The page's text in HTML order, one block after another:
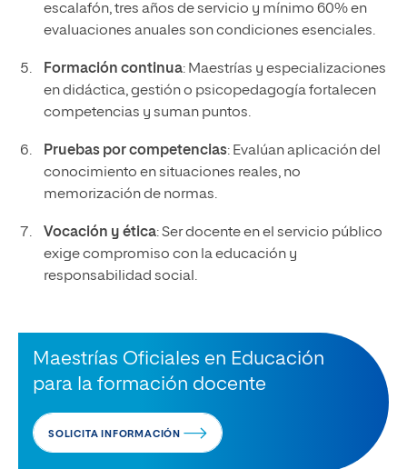
escalafón, tres años de servicio y mínimo 60% en
evaluaciones anuales son condiciones esenciales.
Formación continua: Maestrías y especializaciones
en didáctica, gestión o psicopedagogía fortalecen
competencias y suman puntos.
Pruebas por competencias: Evalúan aplicación del
conocimiento en situaciones reales, no
memorización de normas.
Vocación y ética: Ser docente en el servicio público
exige compromiso con la educación y
responsabilidad social.
Maestrías Oficiales en Educación
para la formación docente
SOLICITA INFORMACIÓN